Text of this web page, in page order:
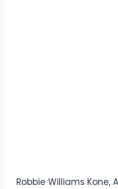
Robbie Williams